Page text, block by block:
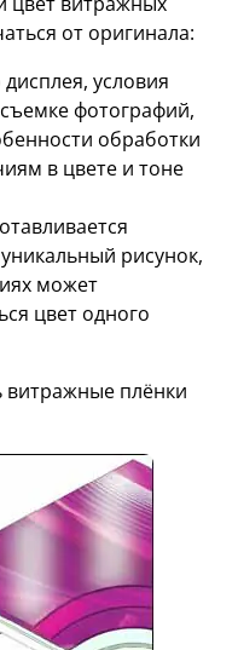
от оригинала:
условия
фотографий,
обработки
в цвете и тоне
рисунок,
может
цвет одного
плёнки